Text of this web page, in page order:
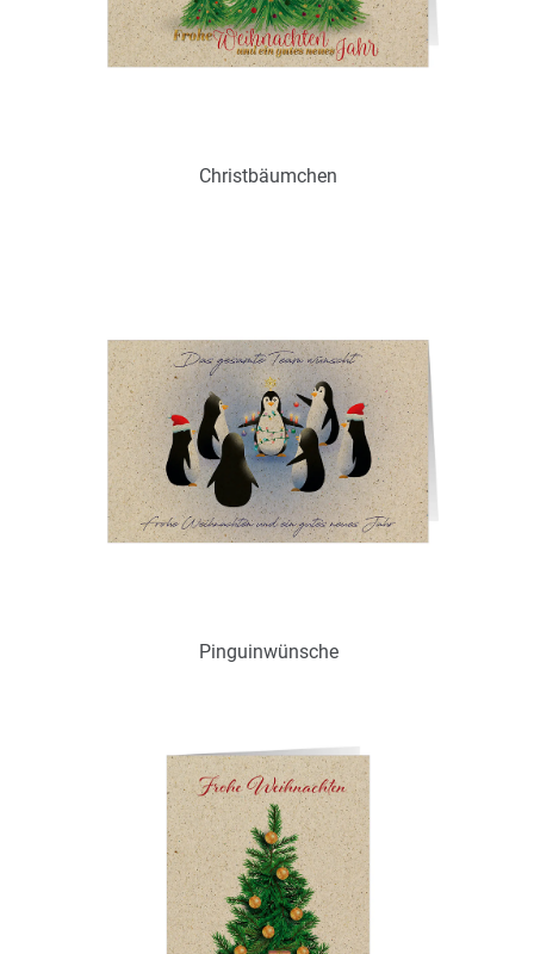
Ohne / Mit Inneneindruck möglich
Christbäumchen
Zum Merkzettel hinzufügen
Ohne / Mit Inneneindruck möglich
Pinguinwünsche
Verfügbar
Zum Merkzettel hinzufügen